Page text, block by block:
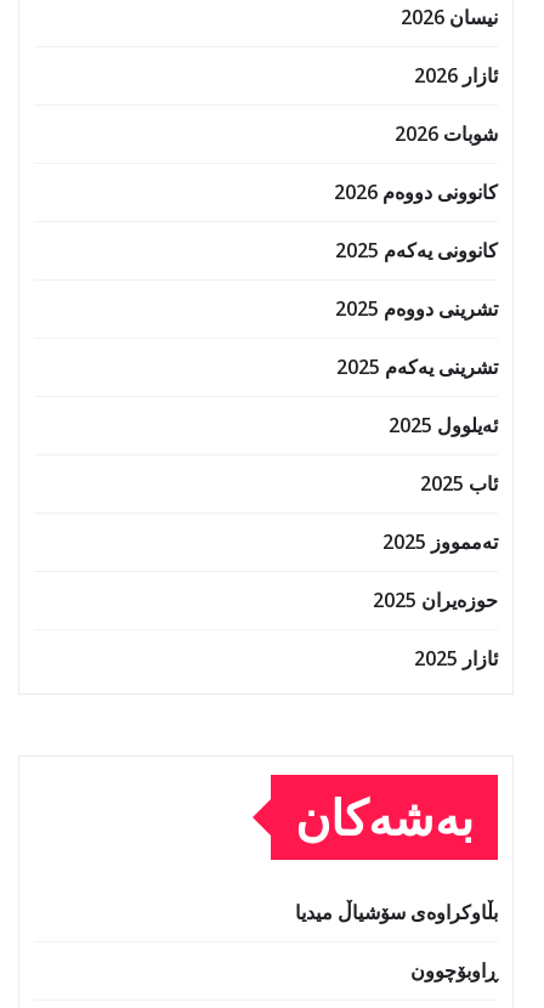
نیسان 2026
ئازار 2026
شوبات 2026
کانوونی دووەم 2026
کانوونی یەکەم 2025
تشرینی دووەم 2025
تشرینی یەکەم 2025
ئەیلوول 2025
ئاب 2025
تەممووز 2025
حوزه‌یران 2025
ئازار 2025
بەشەکان
بڵاوکراوەی سۆشیاڵ میدیا
ڕاوبۆچوون